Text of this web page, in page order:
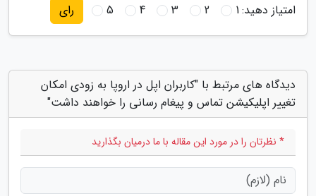
امتیاز دهید:1
2
3
4
5 رای
دیدگاه های مرتبط با "کاربران اپل در اروپا به زودی امکان
تغییر اپلیکیشن تماس و پیغام رسانی را خواهند داشت"
* نظرتان را در مورد این مقاله با ما درمیان بگذارید